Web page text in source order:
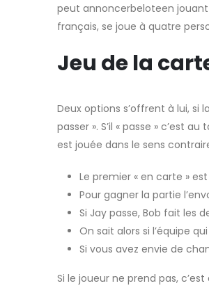
peut annoncerbeloteen
français, se joue à quatre
Jeu de la
Deux options s’offrent à lui, si
passer ». S’il « passe » c’est
est jouée dans le sens
Le premier « en carte »
Pour gagner la partie
Si Jay passe, Bob fait les
On sait alors si l’équipe
Si vous avez envie de
Si le joueur ne prend pas,